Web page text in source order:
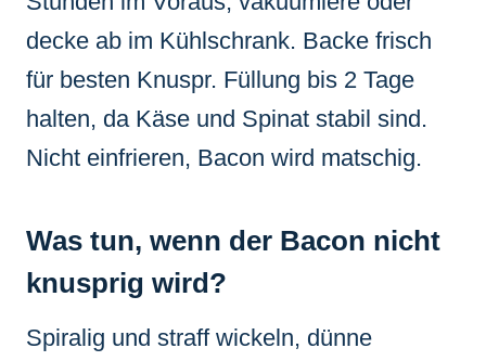
decke ab im Kühlschrank. Backe frisch
für besten Knuspr. Füllung bis 2 Tage
halten, da Käse und Spinat stabil sind.
Nicht einfrieren, Bacon wird matschig.
Was tun, wenn der Bacon nicht
knusprig wird?
Spiralig und straff wickeln, dünne